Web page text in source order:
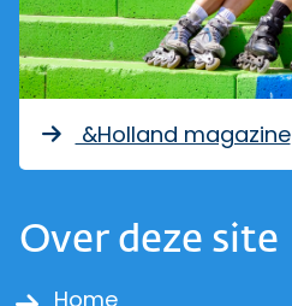
&Holland magazine
Over deze site
Home